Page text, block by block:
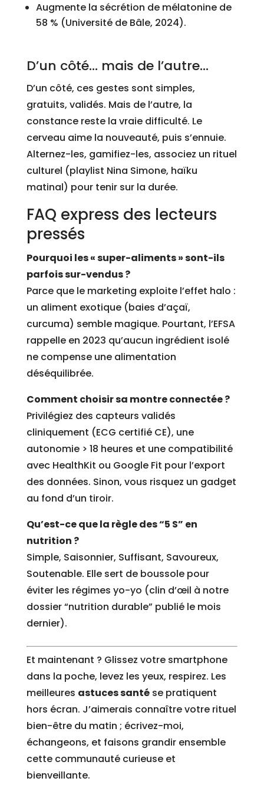
Augmente la sécrétion de mélatonine de
58 % (Université de Bâle, 2024).
D’un côté… mais de l’autre…
D’un côté, ces gestes sont simples,
gratuits, validés. Mais de l’autre, la
constance reste la vraie difficulté. Le
cerveau aime la nouveauté, puis s’ennuie.
Alternez-les, gamifiez-les, associez un rituel
culturel (playlist Nina Simone, haïku
matinal) pour tenir sur la durée.
FAQ express des lecteurs
pressés
Pourquoi les « super-aliments » sont-ils
parfois sur-vendus ?
Parce que le marketing exploite l’effet halo :
un aliment exotique (baies d’açaï,
curcuma) semble magique. Pourtant, l’EFSA
rappelle en 2023 qu’aucun ingrédient isolé
ne compense une alimentation
déséquilibrée.
Comment choisir sa montre connectée ?
Privilégiez des capteurs validés
cliniquement (ECG certifié CE), une
autonomie > 18 heures et une compatibilité
avec HealthKit ou Google Fit pour l’export
des données. Sinon, vous risquez un gadget
au fond d’un tiroir.
Qu’est-ce que la règle des “5 S” en
nutrition ?
Simple, Saisonnier, Suffisant, Savoureux,
Soutenable. Elle sert de boussole pour
éviter les régimes yo-yo (clin d’œil à notre
dossier “nutrition durable” publié le mois
dernier).
Et maintenant ? Glissez votre smartphone
dans la poche, levez les yeux, respirez. Les
meilleures astuces santése pratiquent
hors écran. J’aimerais connaître votre rituel
bien-être du matin ; écrivez-moi,
échangeons, et faisons grandir ensemble
cette communauté curieuse et
bienveillante.